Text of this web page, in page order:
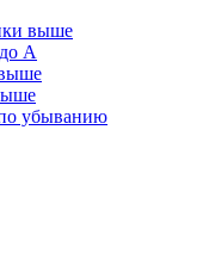
выше
А
убыванию